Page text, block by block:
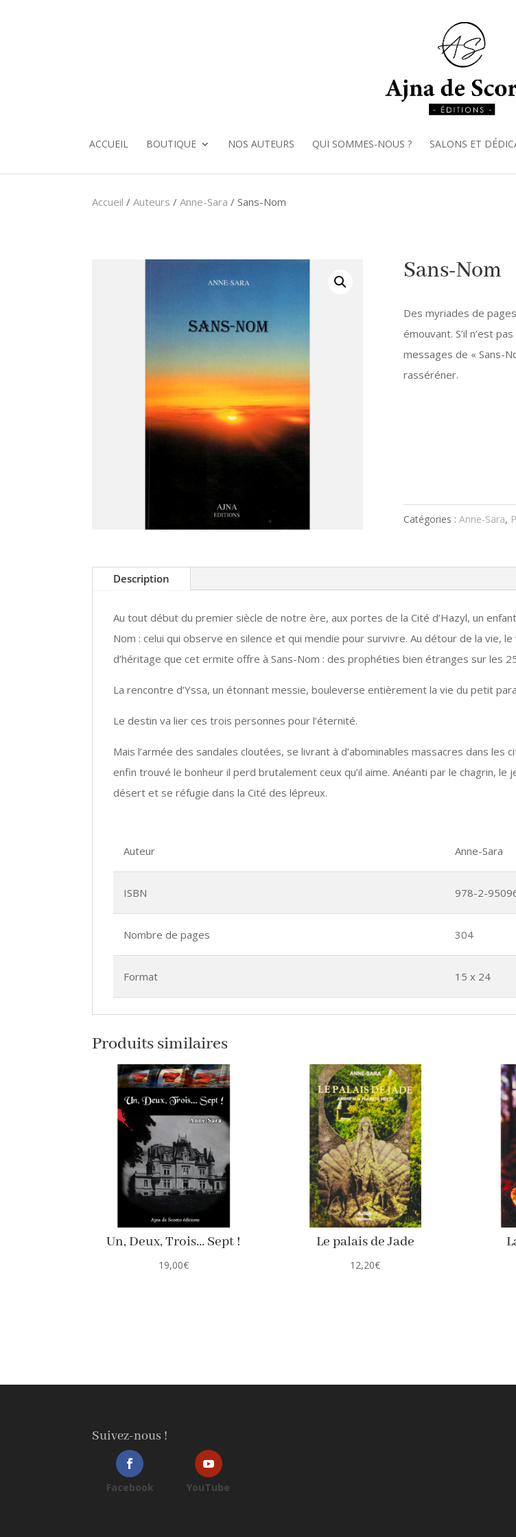
ACCUEIL BOUTIQUE NOS AUTEURS QUI SOMMES-NOUS ? SALONS ET
Accueil /Auteurs /Anne-Sara / Sans-Nom
Sans-Nom
Des myriades de
émouvant. S’il n’est
messages de « Sans-
rasséréner.
Catégories :Anne-Sara,
Description
Au tout début du premier siècle de notre ère, aux portes de la Cité d’Hazyl, un
Nom : celui qui observe en silence et qui mendie pour survivre. Au détour de la vie,
d’héritage que cet ermite offre à Sans-Nom : des prophéties bien étranges sur les
La rencontre d’Yssa, un étonnant messie, bouleverse entièrement la vie du petit
Le destin va lier ces trois personnes pour l’éternité.
Mais l’armée des sandales cloutées, se livrant à d’abominables massacres dans
enfin trouvé le bonheur il perd brutalement ceux qu’il aime. Anéanti par le chagrin,
désert et se réfugie dans la Cité des lépreux.
Auteur Anne-Sara
ISBN 978-2-
Nombre de pages 304
Format 15 x 24
Produits similaires
Un, Deux, Trois… Sept !
19,00€
Le palais de Jade
12,20€
Suivez-nous !
Facebook YouTube